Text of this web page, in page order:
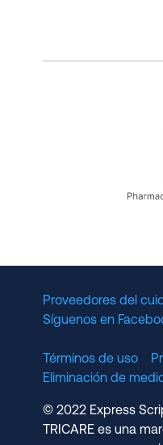
Proveedores del
Síguenos en
Términos de uso
Eliminación de
© 2022 Express
TRICARE es una